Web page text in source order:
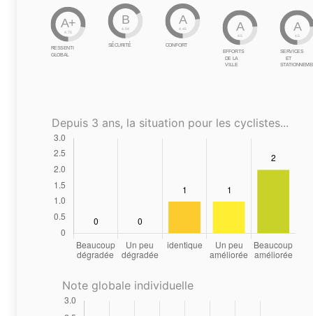
A+
4.75
RESSENTI
GLOBAL
B
4.04
SÉCURITÉ
A
4.45
CONFORT
A
4.5
EFFORTS
DE LA
VILLE
A
4.5
SERVICES
ET
Depuis 3 ans, la situation pour les cyclistes...
Note globale individuelle